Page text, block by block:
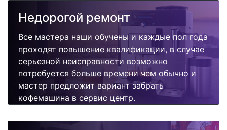
Недорогой ремонт
Все мастера наши обучены и каждые пол года
проходят повышение квалификации, в случае
серьезной неисправности возможно
потребуется больше времени чем обычно и
мастер предложит вариант забрать
кофемашина в сервис центр.